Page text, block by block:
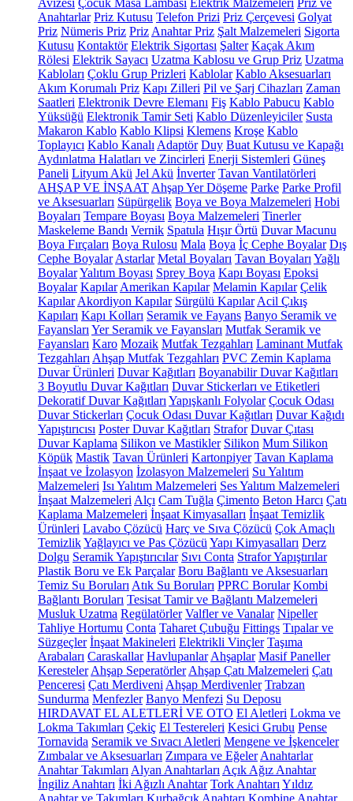
Avizesi Çocuk Masa Lambası Elektrik Malzemeleri Priz ve
Anahtarlar Priz Kutusu Telefon Prizi Priz Çerçevesi Golyat
Priz Nümeris Priz Priz Anahtar Priz Şalt Malzemeleri Sigorta
Kutusu Kontaktör Elektrik Sigortası Şalter Kaçak Akım
Rölesi Elektrik Sayacı Uzatma Kablosu ve Grup Priz Uzatma
Kabloları Çoklu Grup Prizleri Kablolar Kablo Aksesuarları
Akım Korumalı Priz Kapı Zilleri Pil ve Şarj Cihazları Zaman
Saatleri Elektronik Devre Elemanı Fiş Kablo Pabucu Kablo
Yüksüğü Elektronik Tamir Seti Kablo Düzenleyiciler Susta
Makaron Kablo Kablo Klipsi Klemens Kroşe Kablo
Toplayıcı Kablo Kanalı Adaptör Duy Buat Kutusu ve Kapağı
Aydınlatma Halatları ve Zincirleri Enerji Sistemleri Güneş
Paneli Lityum Akü Jel Akü İnverter Tavan Vantilatörleri
AHŞAP VE İNŞAAT Ahşap Yer Döşeme Parke Parke Profil
ve Aksesuarları Süpürgelik Boya ve Boya Malzemeleri Hobi
Boyaları Tempare Boyası Boya Malzemeleri Tinerler
Maskeleme Bandı Vernik Spatula Hışır Örtü Duvar Macunu
Boya Fırçaları Boya Rulosu Mala Boya İç Cephe Boyalar Dış
Cephe Boyalar Astarlar Metal Boyaları Tavan Boyaları Yağlı
BoyalarYalıtım Boyası Sprey Boya Kapı Boyası Epoksi
Boyalar Kapılar Amerikan Kapılar Melamin Kapılar Çelik
Kapılar Akordiyon Kapılar Sürgülü Kapılar Acil Çıkış
Kapıları Kapı Kolları Seramik ve Fayans Banyo Seramik ve
Fayansları Yer Seramik ve Fayansları Mutfak Seramik ve
Fayansları Karo Mozaik Mutfak Tezgahları Laminant Mutfak
Tezgahları Ahşap Mutfak Tezgahları PVC Zemin Kaplama
Duvar Ürünleri Duvar Kağıtları Boyanabilir Duvar Kağıtları
3 Boyutlu Duvar Kağıtları Duvar Stickerları ve Etiketleri
Dekoratif Duvar Kağıtları Yapışkanlı Folyolar Çocuk Odası
Duvar Stickerları Çocuk Odası Duvar Kağıtları Duvar Kağıdı
Yapıştırıcısı Poster Duvar Kağıtları Strafor Duvar Çıtası
Duvar Kaplama Silikon ve Mastikler Silikon Mum Silikon
Köpük Mastik Tavan Ürünleri Kartonpiyer Tavan Kaplama
İnşaat ve İzolasyon İzolasyon Malzemeleri Su Yalıtım
Malzemeleri Isı Yalıtım Malzemeleri Ses Yalıtım Malzemeleri
İnşaat Malzemeleri Alçı Cam Tuğla Çimento Beton Harcı Çatı
Kaplama Malzemeleri İnşaat Kimyasalları İnşaat Temizlik
Ürünleri Lavabo Çözücü Harç ve Sıva Çözücü Çok Amaçlı
TemizlikYağlayıcı ve Pas Çözücü Yapı Kimyasalları Derz
Dolgu Seramik Yapıştırıcılar Sıvı Conta Strafor Yapıştırılar
Plastik Boru ve Ek Parçalar Boru Bağlantı ve Aksesuarları
Temiz Su Boruları Atık Su Boruları PPRC Borular Kombi
Bağlantı Boruları Tesisat Tamir ve Bağlantı Malzemeleri
Musluk Uzatma Regülatörler Valfler ve Vanalar Nipeller
Tahliye Hortumu Conta Taharet Çubuğu Fittings Tıpalar ve
Süzgeçler İnşaat Makineleri Elektrikli Vinçler Taşıma
Arabaları Caraskallar Havlupanlar Ahşaplar Masif Paneller
Keresteler Ahşap Seperatörler Ahşap Çatı Malzemeleri Çatı
Penceresi Çatı Merdiveni Ahşap Merdivenler Trabzan
Sundurma Menfezler Banyo Menfezi Su Deposu
HIRDAVAT EL ALETLERİ VE OTO El Aletleri Lokma ve
Lokma Takımları Çekiç El Testereleri Kesici Grubu Pense
Tornavida Seramik ve Sıvacı Aletleri Mengene ve İşkenceler
Zımbalar ve Aksesuarları Zımpara ve Eğeler Anahtarlar
Anahtar Takımları Alyan Anahtarları Açık Ağız Anahtar
İngiliz Anahtarı İki Ağızlı Anahtar Tork Anahtarı Yıldız
Anahtar ve Takımları Kurbağcık Anahtarı Kombine Anahtar